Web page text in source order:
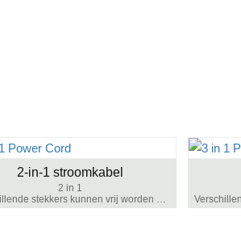
2-in-1 stroomkabel
2 in 1
Verschillende stekkers kunnen vrij worden aangepast